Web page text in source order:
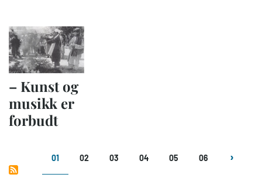
– Kunst og
musikk er
forbudt
01 02 03 04 05 06